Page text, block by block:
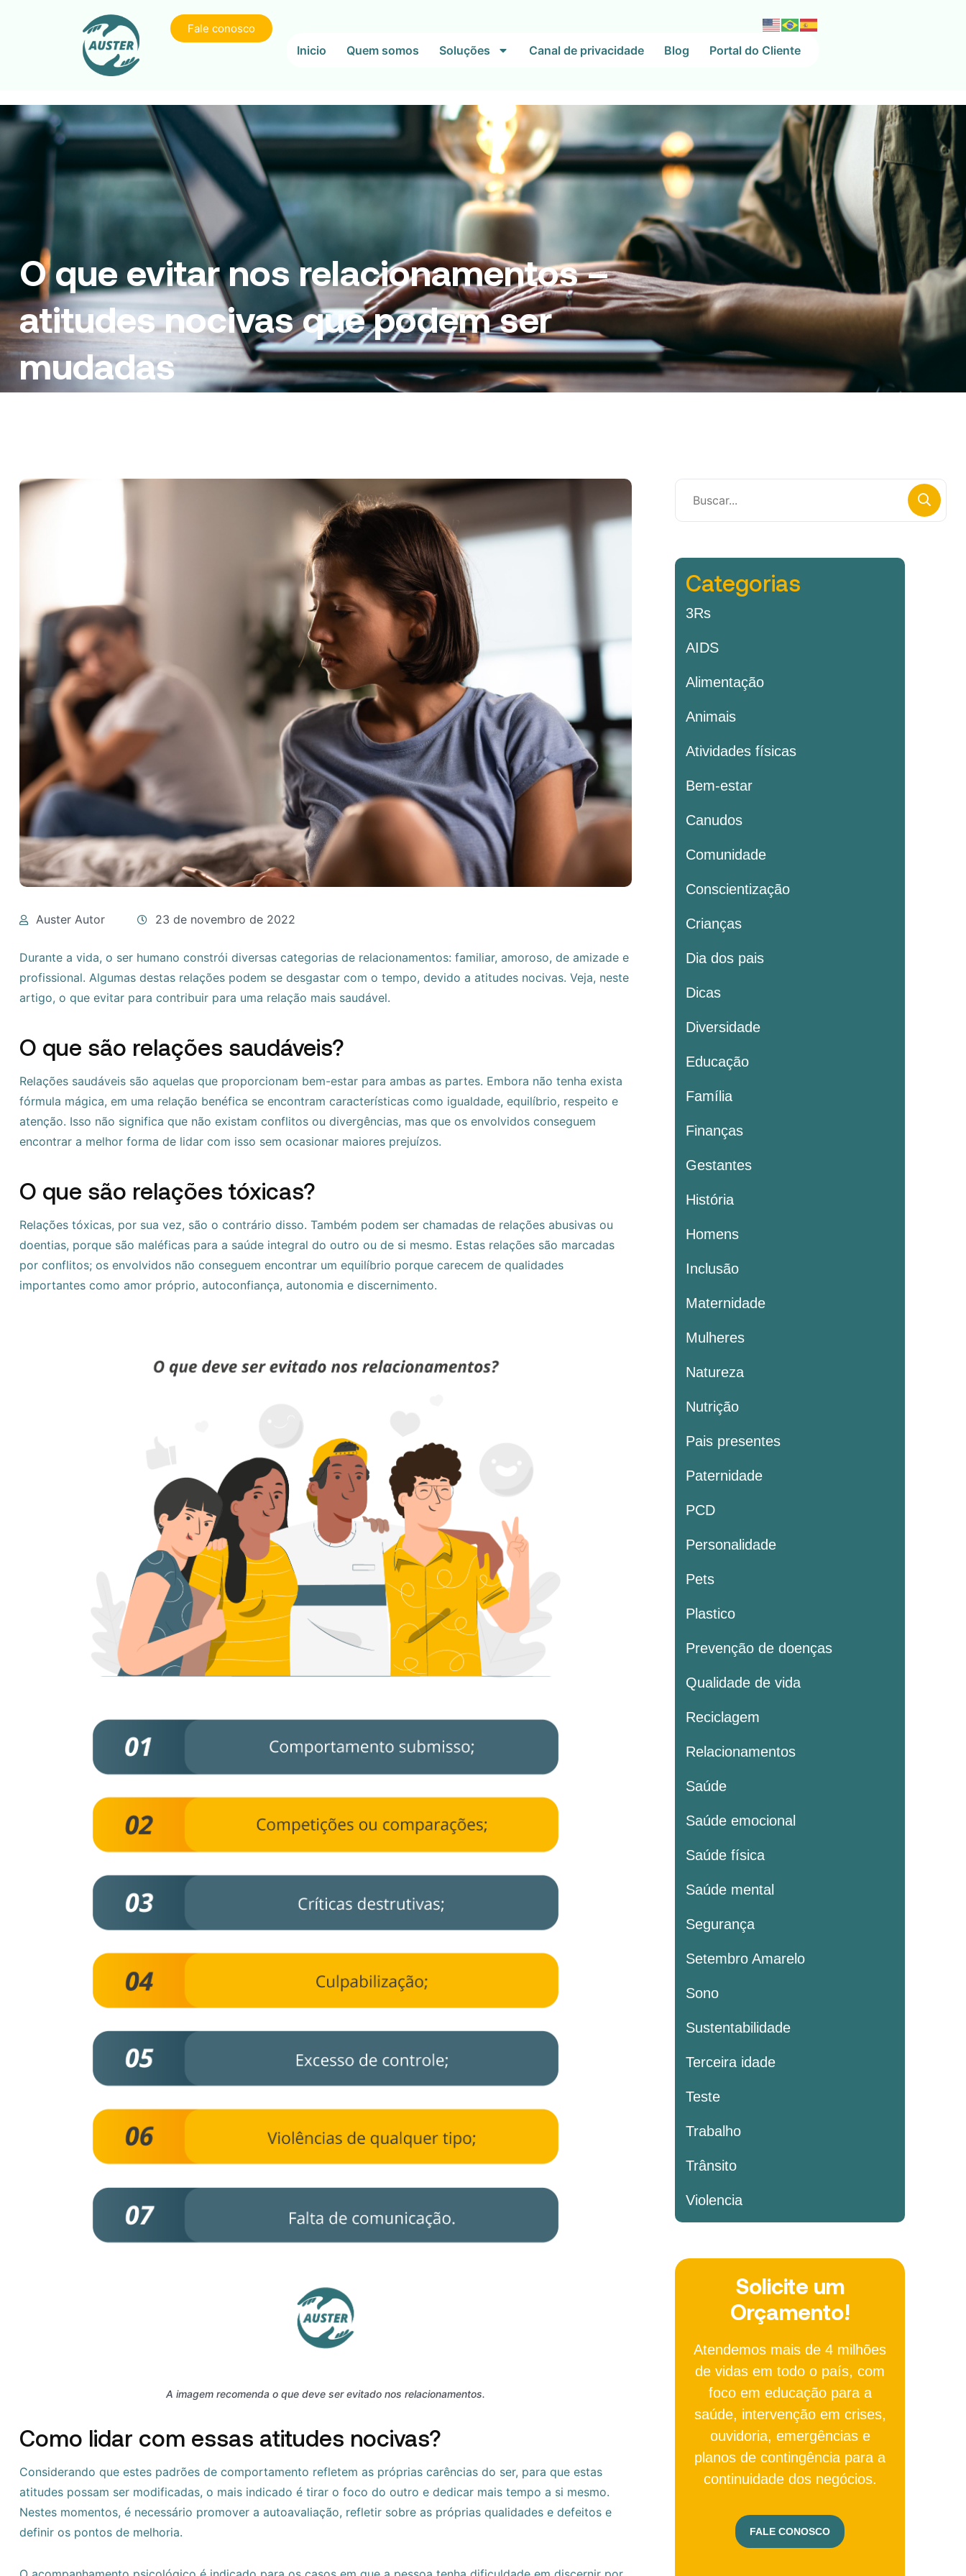
Fale conosco
Inicio Quem somos Soluções Canal de privacidade Blog Portal do Cliente
O que evitar nos relacionamentos –
atitudes nocivas que podem ser
mudadas
Auster Autor 23 de novembro de 2022
Durante a vida, o ser humano constrói diversas categorias de relacionamentos: familiar, amoroso, de amizade e
profissional. Algumas destas relações podem se desgastar com o tempo, devido a atitudes nocivas. Veja, neste
artigo, o que evitar para contribuir para uma relação mais saudável.
O que são relações saudáveis?
Relações saudáveis são aquelas que proporcionam bem-estar para ambas as partes. Embora não tenha exista
fórmula mágica, em uma relação benéfica se encontram características como igualdade, equilíbrio, respeito e
atenção. Isso não significa que não existam conflitos ou divergências, mas que os envolvidos conseguem
encontrar a melhor forma de lidar com isso sem ocasionar maiores prejuízos.
O que são relações tóxicas?
Relações tóxicas, por sua vez, são o contrário disso. Também podem ser chamadas de relações abusivas ou
doentias, porque são maléficas para a saúde integral do outro ou de si mesmo. Estas relações são marcadas
por conflitos; os envolvidos não conseguem encontrar um equilíbrio porque carecem de qualidades
importantes como amor próprio, autoconfiança, autonomia e discernimento.
A imagem recomenda o que deve ser evitado nos relacionamentos.
Como lidar com essas atitudes nocivas?
Considerando que estes padrões de comportamento refletem as próprias carências do ser, para que estas
atitudes possam ser modificadas, o mais indicado é tirar o foco do outro e dedicar mais tempo a si mesmo.
Nestes momentos, é necessário promover a autoavaliação, refletir sobre as próprias qualidades e defeitos e
definir os pontos de melhoria.
Categorias
3Rs
AIDS
Alimentação
Animais
Atividades físicas
Bem-estar
Canudos
Comunidade
Conscientização
Crianças
Dia dos pais
Dicas
Diversidade
Educação
Família
Finanças
Gestantes
História
Homens
Inclusão
Maternidade
Mulheres
Natureza
Nutrição
Pais presentes
Paternidade
PCD
Personalidade
Pets
Plastico
Prevenção de doenças
Qualidade de vida
Reciclagem
Relacionamentos
Saúde
Saúde emocional
Saúde física
Saúde mental
Segurança
Setembro Amarelo
Sono
Sustentabilidade
Terceira idade
Teste
Trabalho
Trânsito
Violencia
Solicite um
Orçamento!
Atendemos mais de 4 milhões
de vidas em todo o país, com
foco em educação para a
saúde, intervenção em crises,
ouvidoria, emergências e
planos de contingência para a
continuidade dos negócios.
FALE CONOSCO